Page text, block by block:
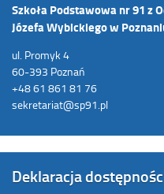
Szkoła Podstawowa nr 91 z
Józefa Wybickiego w
ul. Promyk 4
60-393 Poznań
+48 61 861 81 76
sekretariat@sp91.pl
Deklaracja